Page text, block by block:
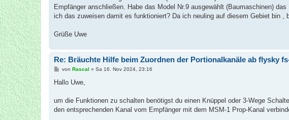
Empfänger anschließen. Habe das Model Nr.9 ausgewählt (Baumaschinen)
ich das zuweisen damit es funktioniert? Da ich neuling auf diesem Gebiet bin ,
Grüße Uwe
Re: Bräuchte Hilfe beim Zuordnen der Portionalkanäle ab flysky
B
i
a
von Rascal » Sa 16. Nov 2024, 23:16
Hallo Uwe,
um die Funktionen zu schalten benötigst du einen Knüppel oder 3-Wege
den entsprechenden Kanal vom Empfänger mit dem MSM-1 Prop-Kanal